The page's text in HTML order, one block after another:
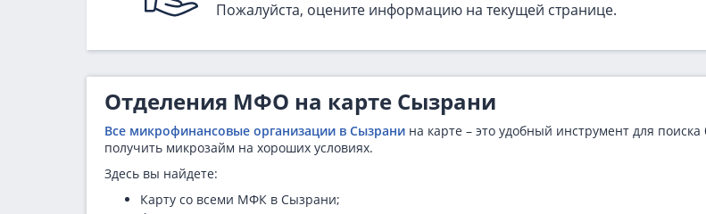
Пожалуйста, оцените информацию на текущей странице.
Отделения МФО на карте Сызрани
Все микрофинансовые организации в Сызрани на карте – это удобный инструмент для
получить микрозайм на хороших условиях.
Здесь вы найдете:
Карту со всеми МФК в Сызрани;